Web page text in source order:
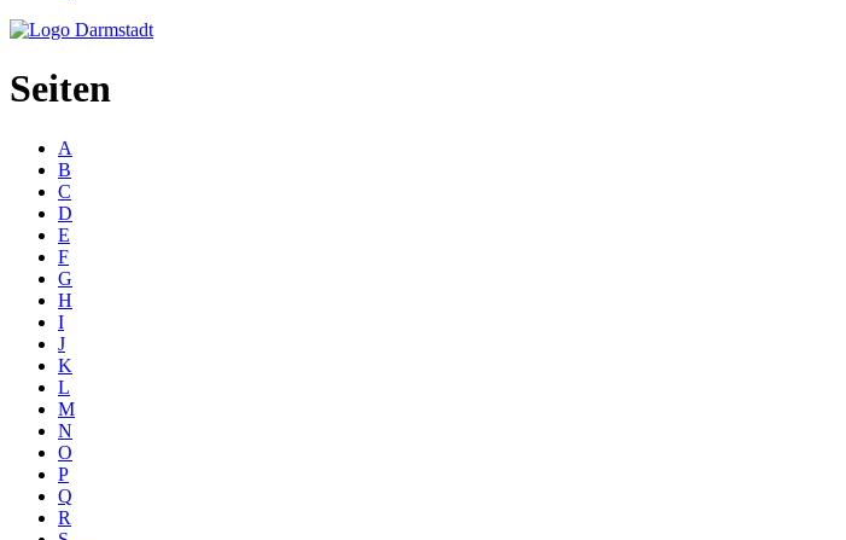
Seiten
A
B
C
D
E
F
G
H
I
J
K
L
M
N
O
P
Q
R